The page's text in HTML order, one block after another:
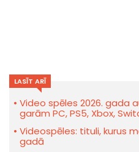
LASĪT ARĪ
Video spēles 2026. gada
garām PC, PS5, Xbox,
Videospēles: tituli, kurus
gadā